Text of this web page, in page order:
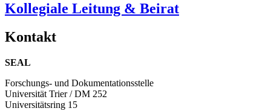
Kollegiale Leitung & Beirat
Kontakt
SEAL
Forschungs- und Dokumentationsstelle
Universität Trier / DM 252
Universitätsring 15